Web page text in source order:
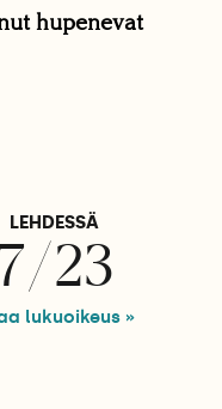
hupenevat
LEHDESSÄ
23
lukuoikeus »